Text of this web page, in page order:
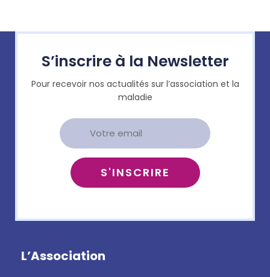
S’inscrire à la Newsletter
Pour recevoir nos actualités sur l’association et la
maladie
L’Association